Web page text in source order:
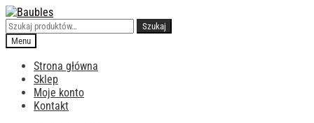
Przejdź
do
nawigacji
Przejdź
do
treści
Szukaj:
Szukaj
Menu
Strona główna
Sklep
Moje konto
Kontakt